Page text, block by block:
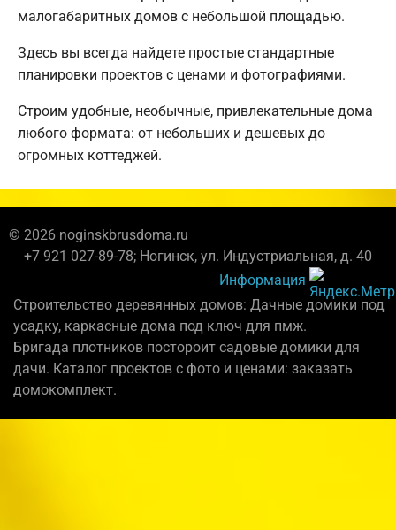
малогабаритных домов с небольшой площадью.
Здесь вы всегда найдете простые стандартные
планировки проектов с ценами и фотографиями.
Строим удобные, необычные, привлекательные дома
любого формата: от небольших и дешевых до
огромных коттеджей.
© 2026 noginskbrusdoma.ru
+7 921 027-89-78; Ногинск, ул. Индустриальная, д. 40
Информация
Строительство деревянных домов: Дачные домики под
усадку, каркасные дома под ключ для пмж.
Бригада плотников постороит садовые домики для
дачи. Каталог проектов с фото и ценами: заказать
домокомплект.